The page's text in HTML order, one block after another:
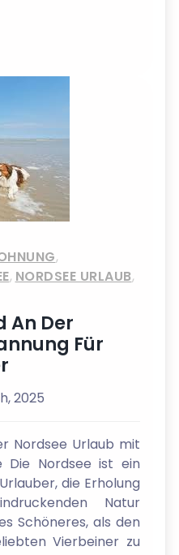
,
, NORDSEE URLAUB,
An Der
Für
2025
Nordsee Urlaub mit
Die Nordsee ist ein
die Erholung
Natur
Schöneres, als den
Vierbeiner zu